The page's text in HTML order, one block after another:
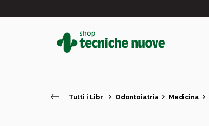
Tutti i Libri Odontoiatria Medicina